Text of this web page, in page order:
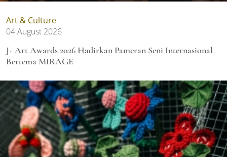
Art & Culture
04 August 2026
J+ Art Awards 2026 Hadirkan Pameran Seni Internasional
Bertema MIRAGE